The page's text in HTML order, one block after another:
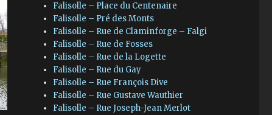
Falisolle – Place du Centenaire
Falisolle – Pré des Monts
Falisolle – Rue de Claminforge – Falgi
Falisolle – Rue de Fosses
Falisolle – Rue de la Logette
Falisolle – Rue du Gay
Falisolle – Rue François Dive
Falisolle – Rue Gustave Wauthier
Falisolle – Rue Joseph-Jean Merlot